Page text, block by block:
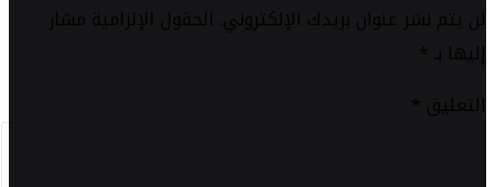
لن يتم نشر عنوان بريدك الإلكتروني. الحقول الإلزامية مشار
إليها بـ *
التعليق *